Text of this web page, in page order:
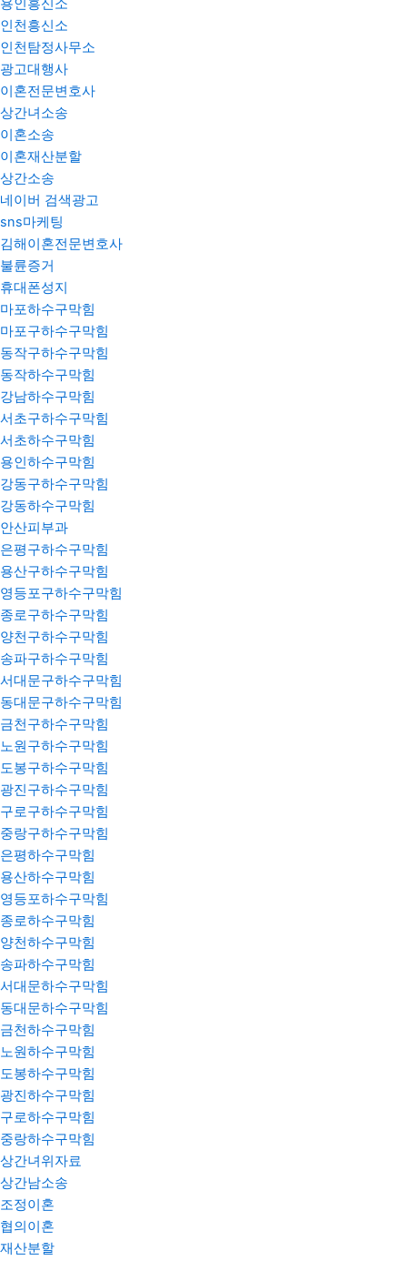
용인흥신소
인천흥신소
인천탐정사무소
광고대행사
이혼전문변호사
상간녀소송
이혼소송
이혼재산분할
상간소송
네이버 검색광고
sns마케팅
김해이혼전문변호사
불륜증거
휴대폰성지
마포하수구막힘
마포구하수구막힘
동작구하수구막힘
동작하수구막힘
강남하수구막힘
서초구하수구막힘
서초하수구막힘
용인하수구막힘
강동구하수구막힘
강동하수구막힘
안산피부과
은평구하수구막힘
용산구하수구막힘
영등포구하수구막힘
종로구하수구막힘
양천구하수구막힘
송파구하수구막힘
서대문구하수구막힘
동대문구하수구막힘
금천구하수구막힘
노원구하수구막힘
도봉구하수구막힘
광진구하수구막힘
구로구하수구막힘
중랑구하수구막힘
은평하수구막힘
용산하수구막힘
영등포하수구막힘
종로하수구막힘
양천하수구막힘
송파하수구막힘
서대문하수구막힘
동대문하수구막힘
금천하수구막힘
노원하수구막힘
도봉하수구막힘
광진하수구막힘
구로하수구막힘
중랑하수구막힘
상간녀위자료
상간남소송
조정이혼
협의이혼
재산분할